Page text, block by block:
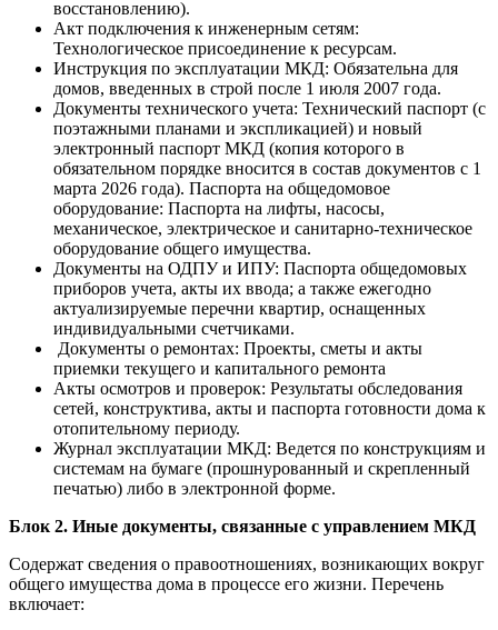
восстановлению).
Акт подключения к инженерным сетям:
Технологическое присоединение к ресурсам.
Инструкция по эксплуатации МКД: Обязательна для
домов, введенных в строй после 1 июля 2007 года.
Документы технического учета: Технический паспорт (с
поэтажными планами и экспликацией) и новый
электронный паспорт МКД (копия которого в
обязательном порядке вносится в состав документов с 1
марта 2026 года). Паспорта на общедомовое
оборудование: Паспорта на лифты, насосы,
механическое, электрическое и санитарно-техническое
оборудование общего имущества.
Документы на ОДПУ и ИПУ: Паспорта общедомовых
приборов учета, акты их ввода; а также ежегодно
актуализируемые перечни квартир, оснащенных
индивидуальными счетчиками.
Документы о ремонтах: Проекты, сметы и акты
приемки текущего и капитального ремонта
Акты осмотров и проверок: Результаты обследования
сетей, конструктива, акты и паспорта готовности дома к
отопительному периоду.
Журнал эксплуатации МКД: Ведется по конструкциям и
системам на бумаге (прошнурованный и скрепленный
печатью) либо в электронной форме.
Блок 2. Иные документы, связанные с управлением МКД
Содержат сведения о правоотношениях, возникающих вокруг
общего имущества дома в процессе его жизни. Перечень
включает: